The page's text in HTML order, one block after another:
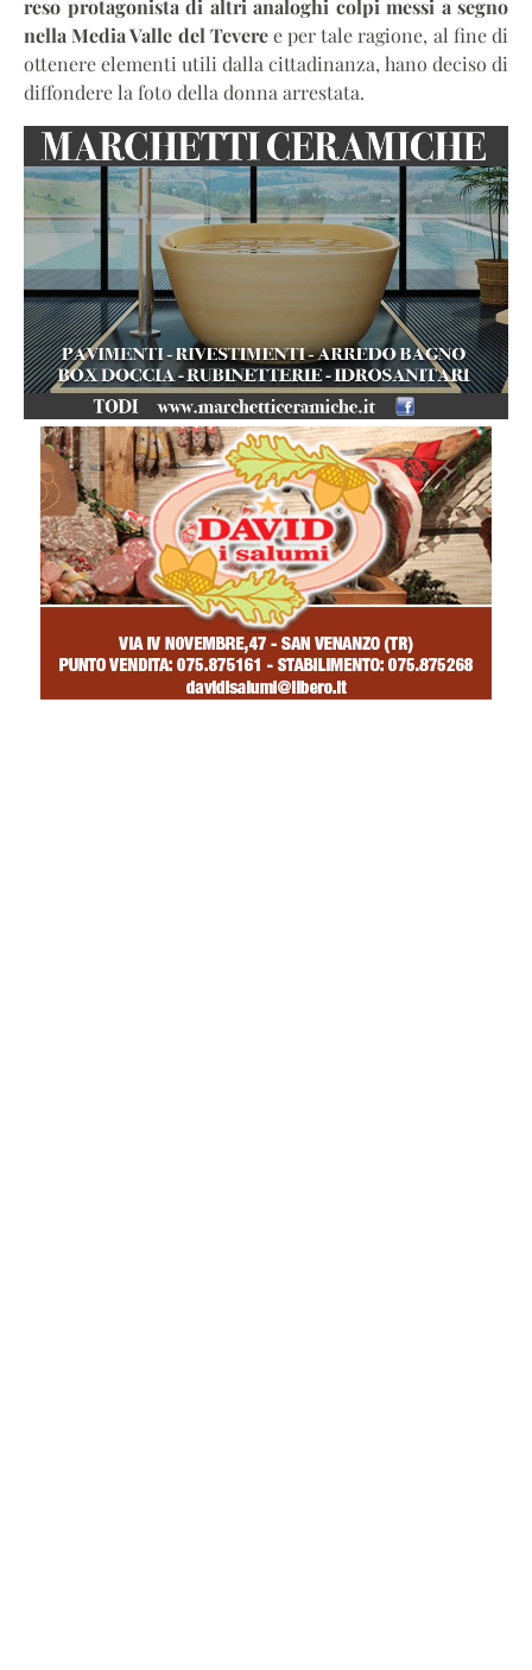
reso protagonista di altri analoghi colpi messi a segno
nella Media Valle del Teveree per tale ragione, al fine di
ottenere elementi utili dalla cittadinanza, hano deciso di
diffondere la foto della donna arrestata.